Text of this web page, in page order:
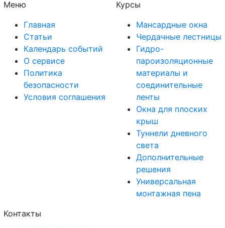
Меню
Главная
Статьи
Календарь событий
О сервисе
Политика
безопасности
Условия соглашения
Курсы
Мансардные окна
Чердачные лестницы
Гидро-
пароизоляционные
материалы и
соединительные
ленты
Окна для плоских
крыш
Туннели дневного
света
Дополнительные
решения
Универсальная
монтажная пена
Контакты